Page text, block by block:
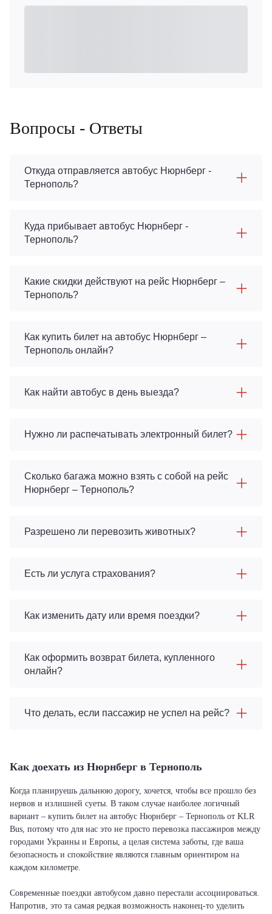
Вопросы - Ответы
Откуда отправляется автобус Нюрнберг -
Тернополь?
Куда прибывает автобус Нюрнберг -
Тернополь?
Какие скидки действуют на рейс Нюрнберг –
Тернополь?
Как купить билет на автобус Нюрнберг –
Тернополь онлайн?
Как найти автобус в день выезда?
Нужно ли распечатывать электронный билет?
Сколько багажа можно взять с собой на рейс
Нюрнберг – Тернополь?
Разрешено ли перевозить животных?
Есть ли услуга страхования?
Как изменить дату или время поездки?
Как оформить возврат билета, купленного
онлайн?
Что делать, если пассажир не успел на рейс?
Как доехать из Нюрнберг в Тернополь
Когда планируешь дальнюю дорогу, хочется, чтобы все прошло без
нервов и излишней суеты. В таком случае наиболее логичный
вариант – купить билет на автобус Нюрнберг – Тернополь от KLR
Bus, потому что для нас это не просто перевозка пассажиров между
городами Украины и Европы, а целая система заботы, где ваша
безопасность и спокойствие являются главным ориентиром на
каждом километре.
Современные поездки автобусом давно перестали ассоциироваться.
Напротив, это та самая редкая возможность наконец-то уделить